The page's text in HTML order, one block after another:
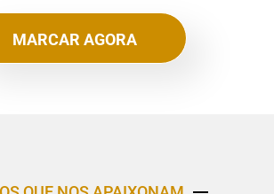
MARCAR AGORA